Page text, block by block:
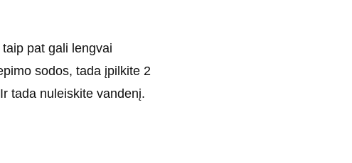
pat gali lengvai
sodos, tada įpilkite 2
tada nuleiskite vandenį.